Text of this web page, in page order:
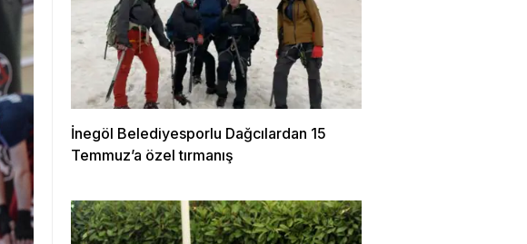
İnegöl Belediyesporlu Dağcılardan 15
Temmuz’a özel tırmanış